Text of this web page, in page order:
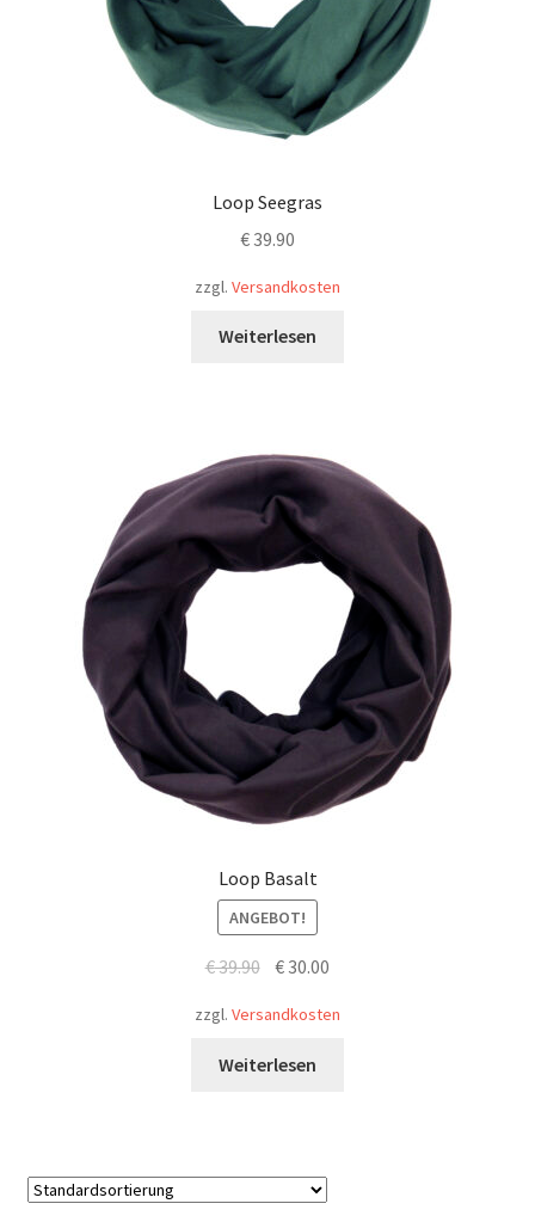
Loop Seegras
€39.90
zzgl. Versandkosten
Weiterlesen
Loop Basalt
ANGEBOT!
€39.90 Ursprünglicher
war:
€ 39.90
€30.00
ist:
zzgl. Versandkosten
Weiterlesen